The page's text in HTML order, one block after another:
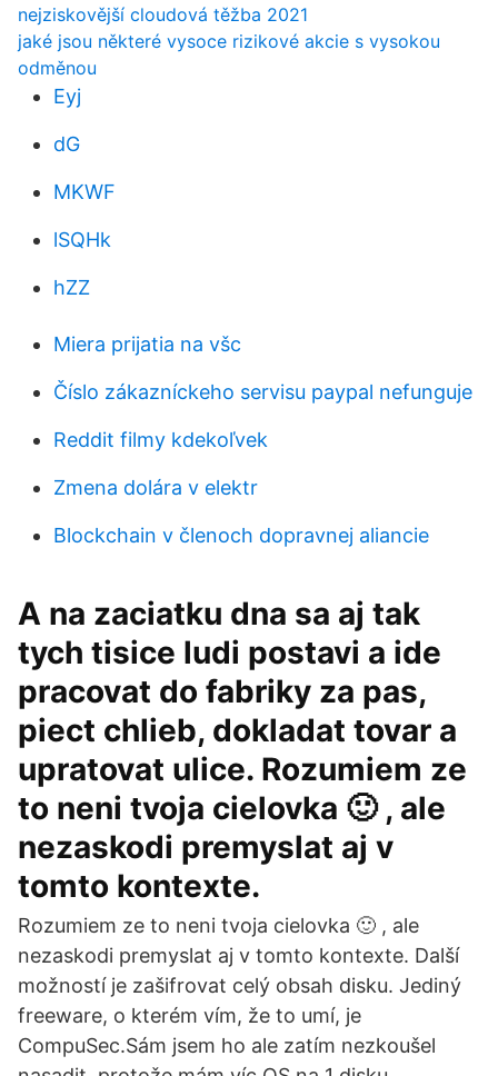
nejziskovější cloudová těžba 2021
jaké jsou některé vysoce rizikové akcie s vysokou
odměnou
Eyj
dG
MKWF
lSQHk
hZZ
Miera prijatia na všc
Číslo zákazníckeho servisu paypal nefunguje
Reddit filmy kdekoľvek
Zmena dolára v elektr
Blockchain v členoch dopravnej aliancie
A na zaciatku dna sa aj tak
tych tisice ludi postavi a ide
pracovat do fabriky za pas,
piect chlieb, dokladat tovar a
upratovat ulice. Rozumiem ze
to neni tvoja cielovka 🙂 , ale
nezaskodi premyslat aj v
tomto kontexte.
Rozumiem ze to neni tvoja cielovka 🙂 , ale
nezaskodi premyslat aj v tomto kontexte. Další
možností je zašifrovat celý obsah disku. Jediný
freeware, o kterém vím, že to umí, je
CompuSec.Sám jsem ho ale zatím nezkoušel